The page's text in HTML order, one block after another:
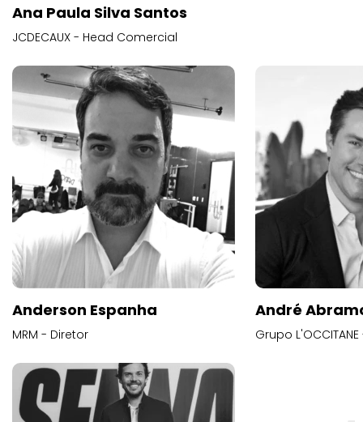
Ana Paula Silva Santos
JCDECAUX - Head Comercial
Anderson Espanha
MRM - Diretor
André
Grupo